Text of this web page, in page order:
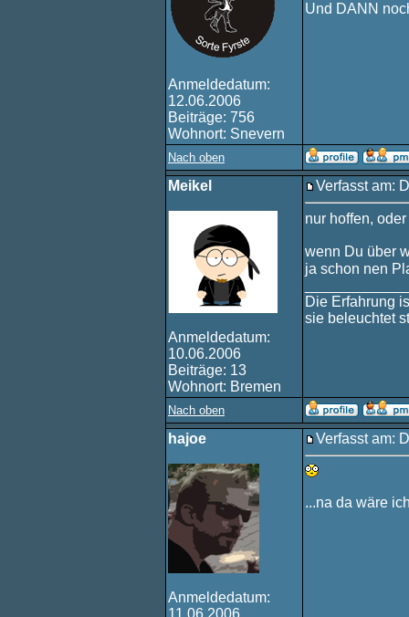
Anmeldedatum:
12.06.2006
Beiträge: 756
Wohnort: Snevern
Und DANN
Nach oben
Meikel
Anmeldedatum:
10.06.2006
Beiträge: 13
Wohnort: Bremen
Verfasst am:
nur hoffen,
wenn Du über
ja schon nen
Die Erfahrung
sie beleuchtet
Nach oben
hajoe
Anmeldedatum:
11.06.2006
Verfasst am:
...na da wäre